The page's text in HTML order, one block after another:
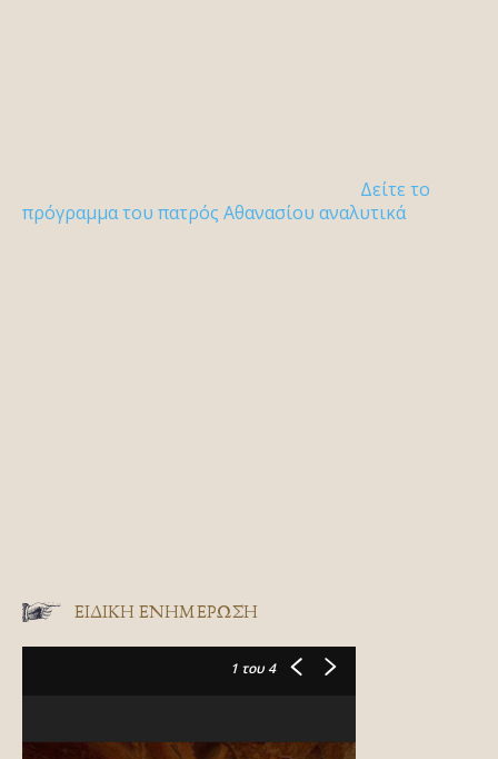
Δείτε το
πρόγραμμα του πατρός Αθανασίου αναλυτικά
ΕΙΔΙΚΉ ΕΝΗΜΈΡΩΣΗ
1 του 4